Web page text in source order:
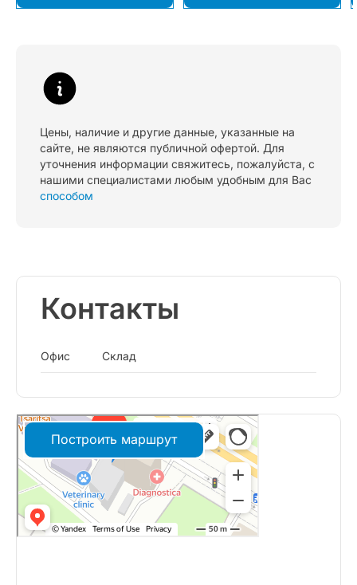
Цены, наличие и другие данные, указанные на
сайте, не являются публичной офертой. Для
уточнения информации свяжитесь, пожалуйста, с
нашими специалистами любым удобным для Вас
способом
Контакты
Офис Склад
Построить маршрут